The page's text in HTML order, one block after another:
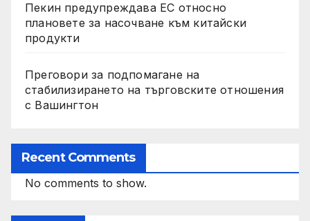
Пекин предупреждава ЕС относно
плановете за насочване към китайски
продукти
Преговори за подпомагане на
стабилизирането на търговските отношения
с Вашингтон
Recent Comments
No comments to show.